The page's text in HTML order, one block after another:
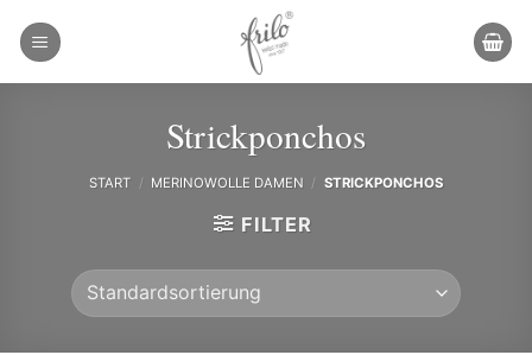
Inhalt
Strickponchos
START / MERINOWOLLE DAMEN / STRICKPONCHOS
FILTER